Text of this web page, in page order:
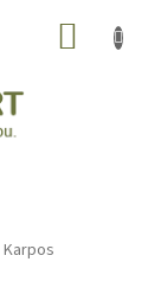
Karpos